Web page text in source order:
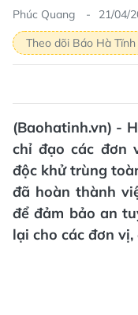
Phúc Quang
21/04/
Theo dõi Báo Hà
(Baohatinh.vn) -
chỉ đạo các đơn
độc khử trùng
đã hoàn thành
để đảm bảo an
lại cho các đơn